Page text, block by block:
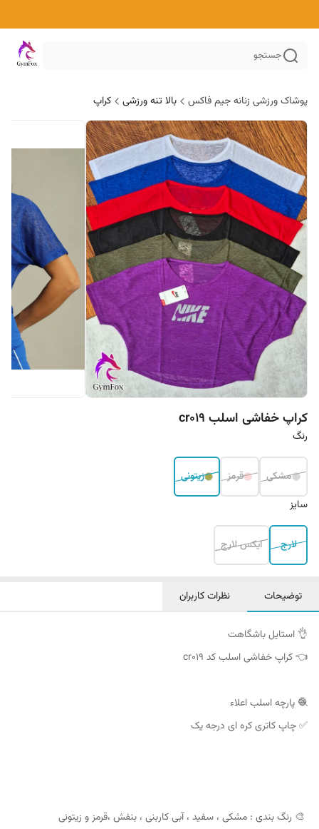
جستجو
پوشاک ورزشی زنانه جیم فاکس بالا تنه ورزشی کراپ
کراپ خفاشی اسلب cr019
رنگ
مشکی قرمز
زیتونی
سایز
لارج ایکس لارج
توضیحات نظرات کاربران
👌 استایل باشگاهت
👈 کراپ خفاشی اسلب کد cr019
🧶 پارچه اسلب اعلاء
✅️ چاپ کاتری کره ای درجه یک
🎨 رنگ بندی : مشکی ، سفید ، آبی کاربنی ، بنفش ،قرمز و زیتونی